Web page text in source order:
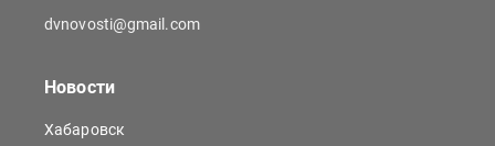
dvnovosti@gmail.com
Новости
Хабаровск